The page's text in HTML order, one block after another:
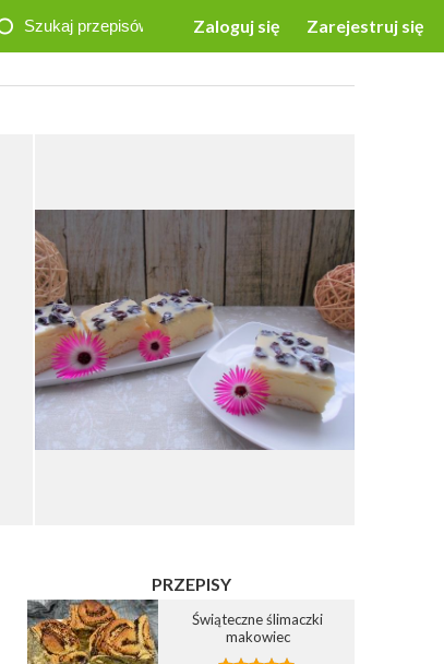
Zaloguj się Zarejestruj się
PRZEPISY
Świąteczne ślimaczki
makowiec